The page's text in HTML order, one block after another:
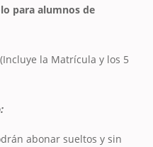
para alumnos de
la Matrícula y los 5
abonar sueltos y sin